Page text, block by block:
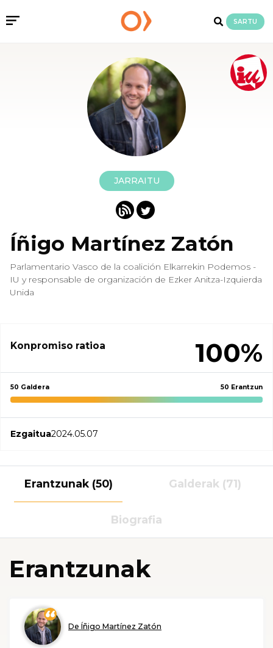
SARTU
JARRAITU
Íñigo Martínez Zatón
Parlamentario Vasco de la coalición Elkarrekin Podemos -
IU y responsable de organización de Ezker Anitza-Izquierda
Unida
Konpromiso ratioa 100%
50 Galdera 50 Erantzun
Ezgaitua2024.05.07
Erantzunak (50) Galderak (71)
Biografia
Erantzunak
De Íñigo Martínez Zatón